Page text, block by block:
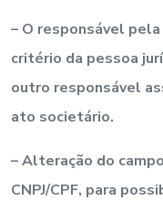
– O responsável
critério da pessoa
outro responsável
ato societário.
– Alteração do
CNPJ/CPF, para